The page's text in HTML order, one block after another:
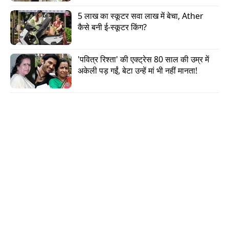
5 लाख का स्कूटर सवा लाख में बेचा, Ather
कैसे बनी ई-स्कूटर किंग?
'पवित्र रिश्ता' की एक्ट्रेस 80 साल की उम्र में
अकेली पड़ गईं, बेटा उन्हें मां भी नहीं मानता!